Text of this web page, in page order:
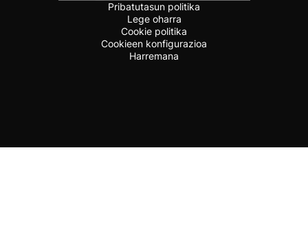
Pribatutasun politika
Lege oharra
Cookie politika
Cookieen konfigurazioa
Harremana